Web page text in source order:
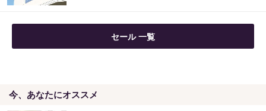
セール 一覧
今、あなたにオススメ